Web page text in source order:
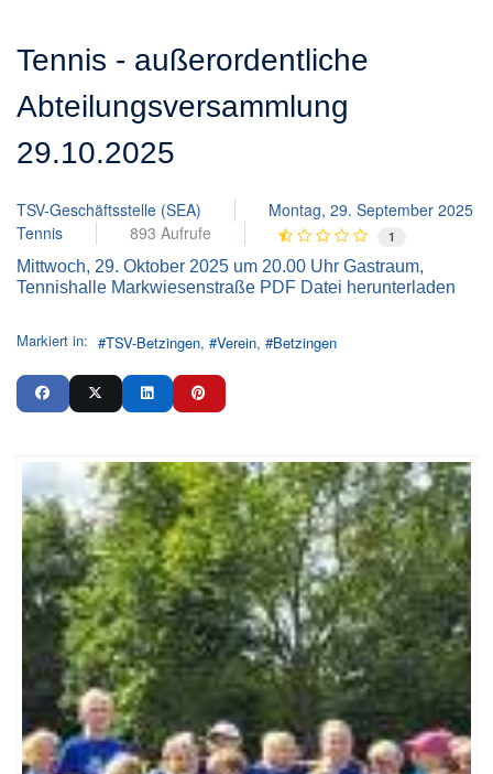
Tennis - außerordentliche
Abteilungsversammlung
29.10.2025
TSV-Geschäftsstelle (SEA)
Montag, 29. September 2025
Tennis
893 Aufrufe 1
Mittwoch, 29. Oktober 2025 um 20.00 Uhr Gastraum,
Tennishalle Markwiesenstraße PDF Datei herunterladen
Markiert in: TSV-Betzingen Verein Betzingen